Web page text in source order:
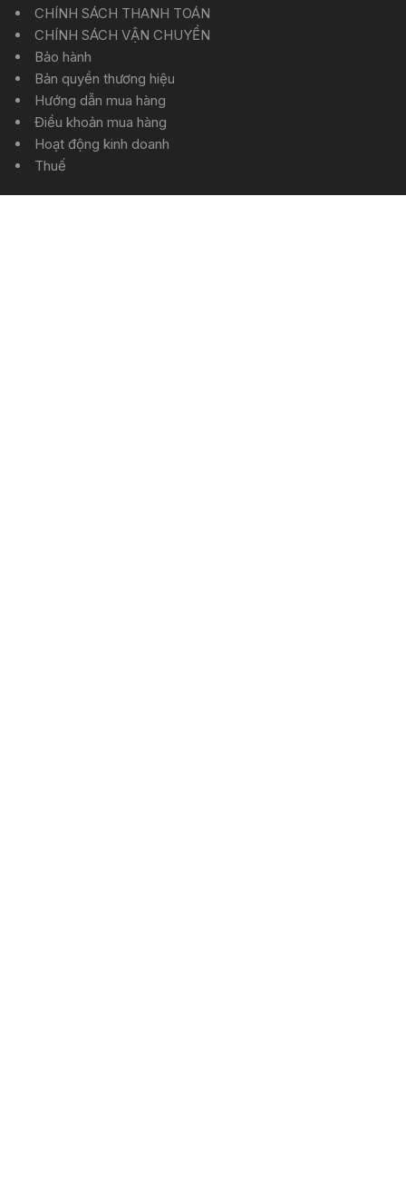
CHÍNH SÁCH THANH TOÁN
CHÍNH SÁCH VẬN CHUYỂN
Bảo hành
Bản quyền thương hiệu
Hướng dẫn mua hàng
Điều khoản mua hàng
Hoạt động kinh doanh
Thuế